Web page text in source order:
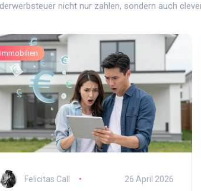
nicht nur zahlen, sondern auch
Immobilien
Felicitas Call 26 April 2026